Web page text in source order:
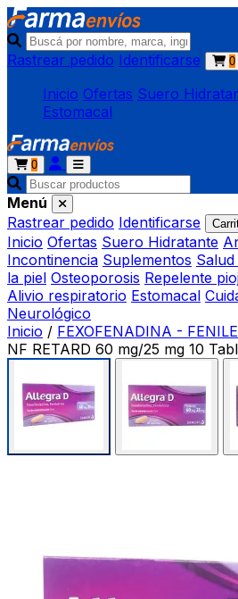
Rastrear pedido Identificarse 0
Inicio Ofertas Suero
Estomacal
0
Menú
Rastrear pedido Identificarse
Inicio Ofertas Suero Hidratante
Incontinencia Suplementos
la piel Osteoporosis Repelente
Alivio respiratorio Estomacal
Neurológico
Inicio / FEXOFENADINA -
NF RETARD 60 mg/25 mg 10